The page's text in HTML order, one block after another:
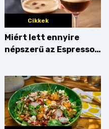
Cikkek
Miért lett ennyire
népszerű az Espresso
érdemes enni mellé?